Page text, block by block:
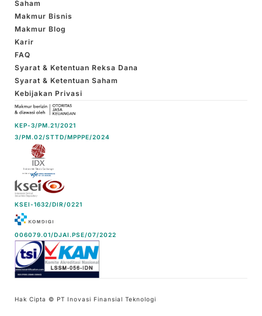
Saham
Makmur Bisnis
Makmur Blog
Karir
FAQ
Syarat & Ketentuan Reksa Dana
Syarat & Ketentuan Saham
Kebijakan Privasi
KEP-3/PM.21/2021
3/PM.02/STTD/MPPPE/2024
KSEI-1632/DIR/0221
006079.01/DJAI.PSE/07/2022
Hak Cipta © PT Inovasi Finansial Teknologi